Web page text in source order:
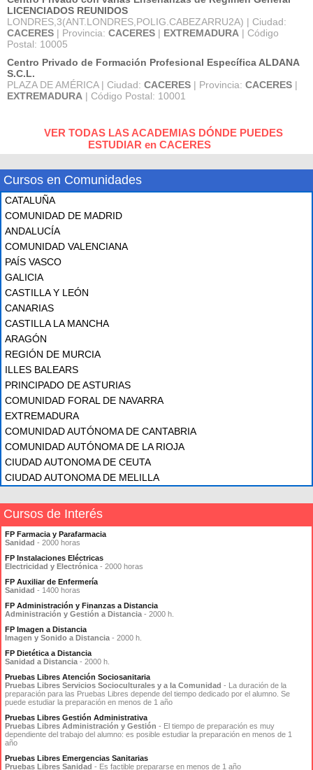
LICENCIADOS REUNIDOS
LONDRES,3(ANT.LONDRES,POLIG.CABEZARRU2A) | Ciudad:
CACERES | Provincia: CACERES | EXTREMADURA | Código
Postal: 10005
Centro Privado de Formación Profesional Específica ALDANA
S.C.L.
PLAZA DE AMÉRICA | Ciudad: CACERES | Provincia: CACERES |
EXTREMADURA | Código Postal: 10001
VER TODAS LAS ACADEMIAS DÓNDE PUEDES
ESTUDIAR en CACERES
Cursos en Comunidades
CATALUÑA
COMUNIDAD DE MADRID
ANDALUCÍA
COMUNIDAD VALENCIANA
PAÍS VASCO
GALICIA
CASTILLA Y LEÓN
CANARIAS
CASTILLA LA MANCHA
ARAGÓN
REGIÓN DE MURCIA
ILLES BALEARS
PRINCIPADO DE ASTURIAS
COMUNIDAD FORAL DE NAVARRA
EXTREMADURA
COMUNIDAD AUTÓNOMA DE CANTABRIA
COMUNIDAD AUTÓNOMA DE LA RIOJA
CIUDAD AUTONOMA DE CEUTA
CIUDAD AUTONOMA DE MELILLA
Cursos de Interés
FP Farmacia y Parafarmacia
Sanidad - 2000 horas
FP Instalaciones Eléctricas
Electricidad y Electrónica - 2000 horas
FP Auxiliar de Enfermería
Sanidad - 1400 horas
FP Administración y Finanzas a Distancia
Administración y Gestión a Distancia - 2000 h.
FP Imagen a Distancia
Imagen y Sonido a Distancia - 2000 h.
FP Dietética a Distancia
Sanidad a Distancia - 2000 h.
Pruebas Libres Atención Sociosanitaria
Pruebas Libres Servicios Socioculturales y a la Comunidad - La duración de la
preparación para las Pruebas Libres depende del tiempo dedicado por el alumno. Se
puede estudiar la preparación en menos de 1 año
Pruebas Libres Gestión Administrativa
Pruebas Libres Administración y Gestión - El tiempo de preparación es muy
dependiente del trabajo del alumno: es posible estudiar la preparación en menos de 1
año
Pruebas Libres Emergencias Sanitarias
Pruebas Libres Sanidad - Es factible prepararse en menos de 1 año